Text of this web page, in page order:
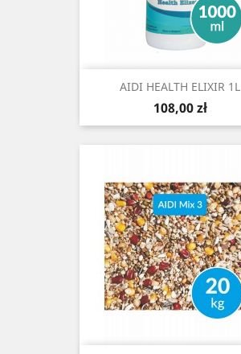
AIDI HEALTH ELIXIR 1L
Cena
108,00 zł